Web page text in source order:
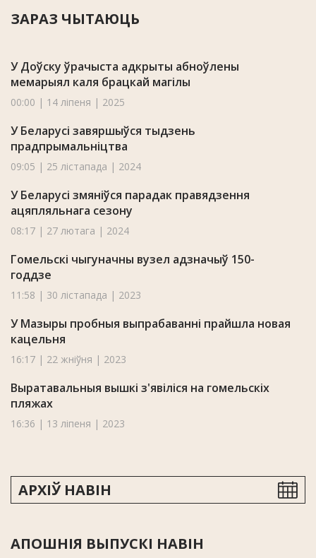
ЗАРАЗ ЧЫТАЮЦЬ
У Доўску ўрачыста адкрыты абноўлены
мемарыял каля брацкай магілы
00:00 | 14 ліпеня | 2025
У Беларусі завяршыўся тыдзень
прадпрымальніцтва
09:05 | 25 лістапада | 2024
У Беларусі змяніўся парадак правядзення
ацяпляльнага сезону
08:17 | 27 лютага | 2024
Гомельскі чыгуначны вузел адзначыў 150-
годдзе
11:58 | 30 лістапада | 2023
У Мазыры пробныя выпрабаванні прайшла новая
кацельня
16:17 | 22 жніўня | 2023
Выратавальныя вышкі з'явіліся на гомельскіх
пляжах
16:36 | 13 ліпеня | 2023
АРХІЎ НАВІН
АПОШНІЯ ВЫПУСКІ НАВІН